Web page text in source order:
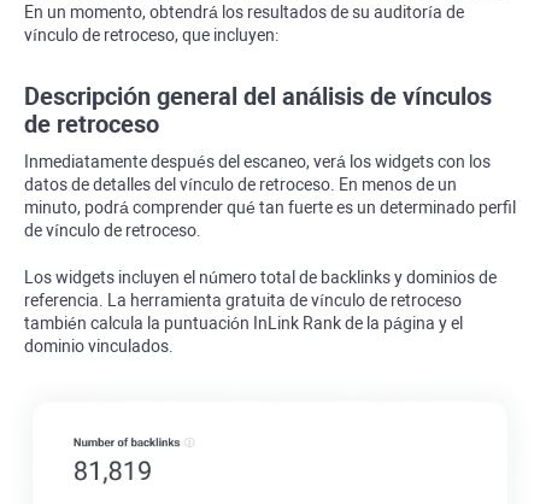
En un momento, obtendrá los resultados de su auditoría de
vínculo de retroceso, que incluyen:
Descripción general del análisis de vínculos
de retroceso
Inmediatamente después del escaneo, verá los widgets con los
datos de detalles del vínculo de retroceso. En menos de un
minuto, podrá comprender qué tan fuerte es un determinado perfil
de vínculo de retroceso.
Los widgets incluyen el número total de backlinksy dominios de
referencia. La herramienta gratuita de vínculo de retroceso
también calcula la puntuación InLink Rankde la página y el
dominio vinculados.